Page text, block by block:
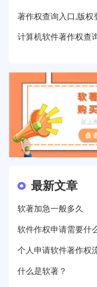
著作权查询入口,版权
计算机软件著作权查
最新文章
软著加急一般多久
软件作权申请需要什
个人申请软件著作权
什么是软著？